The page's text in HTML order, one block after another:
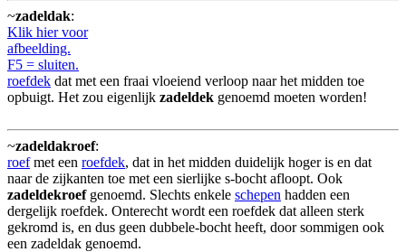
~zadeldak:
Klik hier voor
afbeelding.
F5 = sluiten.
roefdek dat met een fraai vloeiend verloop naar het midden toe
opbuigt. Het zou eigenlijk zadeldek genoemd moeten worden!
~zadeldakroef:
roefmet een roefdek, dat in het midden duidelijk hoger is en dat
naar de zijkanten toe met een sierlijke s-bocht afloopt. Ook
zadeldekroefgenoemd. Slechts enkele schepen hadden een
dergelijk roefdek. Onterecht wordt een roefdek dat alleen sterk
gekromd is, en dus geen dubbele-bocht heeft, door sommigen ook
een zadeldak genoemd.